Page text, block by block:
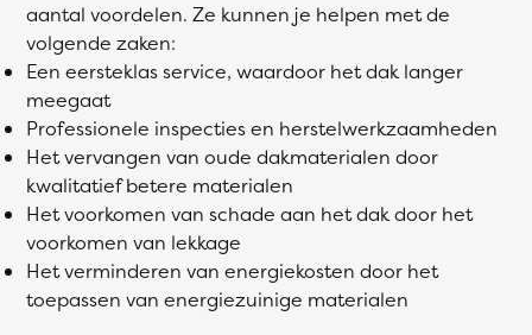
aantal voordelen. Ze kunnen je helpen met de
volgende zaken:
Een eersteklas service, waardoor het dak langer
meegaat
Professionele inspecties en herstelwerkzaamheden
Het vervangen van oude dakmaterialen door
kwalitatief betere materialen
Het voorkomen van schade aan het dak door het
voorkomen van lekkage
Het verminderen van energiekosten door het
toepassen van energiezuinige materialen